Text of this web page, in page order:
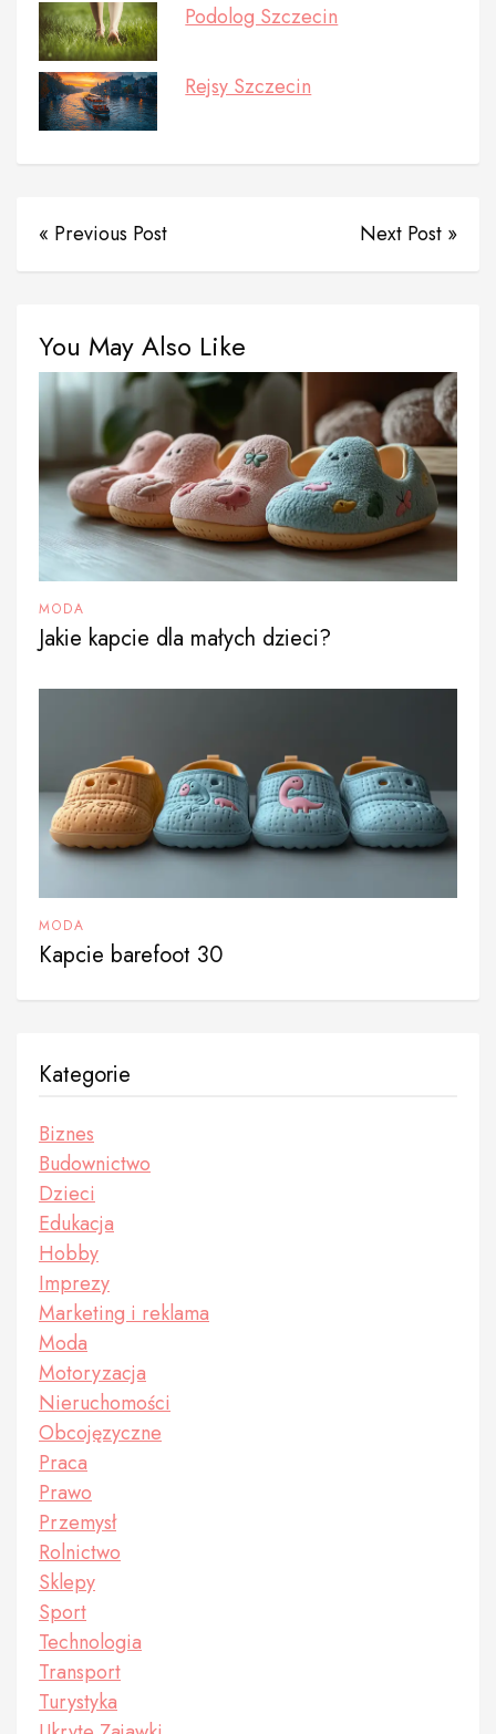
Podolog Szczecin
Rejsy Szczecin
« Previous Post Next Post »
You May Also Like
MODA
Jakie kapcie dla małych dzieci?
MODA
Kapcie barefoot 30
Kategorie
Biznes
Budownictwo
Dzieci
Edukacja
Hobby
Imprezy
Marketing i reklama
Moda
Motoryzacja
Nieruchomości
Obcojęzyczne
Praca
Prawo
Przemysł
Rolnictwo
Sklepy
Sport
Technologia
Transport
Turystyka